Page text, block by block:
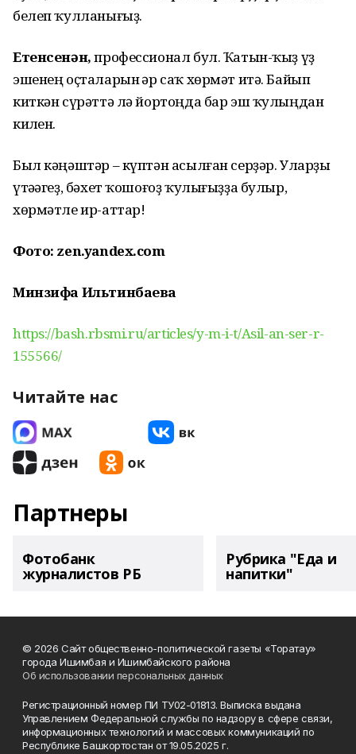
белеп ҡулланығыҙ.
Етенсенән,профессионал бул. Ҡатын-ҡыҙ үҙ
эшенең оҫталарын һәр саҡ хөрмәт итә. Байып
киткән сүрәттә лә йортоңда бар эш ҡулыңдан
килһен.
Был кәңәштәр – күптән асылған серҙәр. Уларҙы
үтәһәгеҙ, бәхет ҡошоғоҙ ҡулығыҙҙа булыр,
хөрмәтле ир-аттар!
Фото: zen.yandex.com
Минзифа Ильтинбаева
https://bash.rbsmi.ru/articles/y-m-i-t/Asil-an-ser-r-
155566/
Читайте нас
Партнеры
Фотобанк
журналистов РБ
Рубрика "Еда и
напитки"
© 2026 Сайт общественно-политической газеты «Торатау»
города Ишимбая и Ишимбайского района
Об использовании персональных данных
Регистрационный номер ПИ ТУ02-01813. Выписка выдана
Управлением Федеральной службы по надзору в сфере связи,
информационных технологий и массовых коммуникаций по
Республике Башкортостан от 19.05.2025 г.